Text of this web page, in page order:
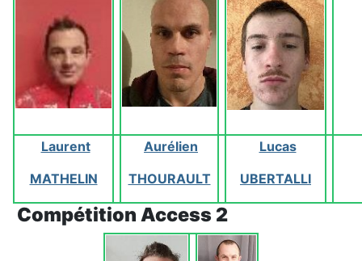
Laurent
MATHELIN
Aurélien
THOURAULT
Lucas
UBERTALLI
Compétition Access 2